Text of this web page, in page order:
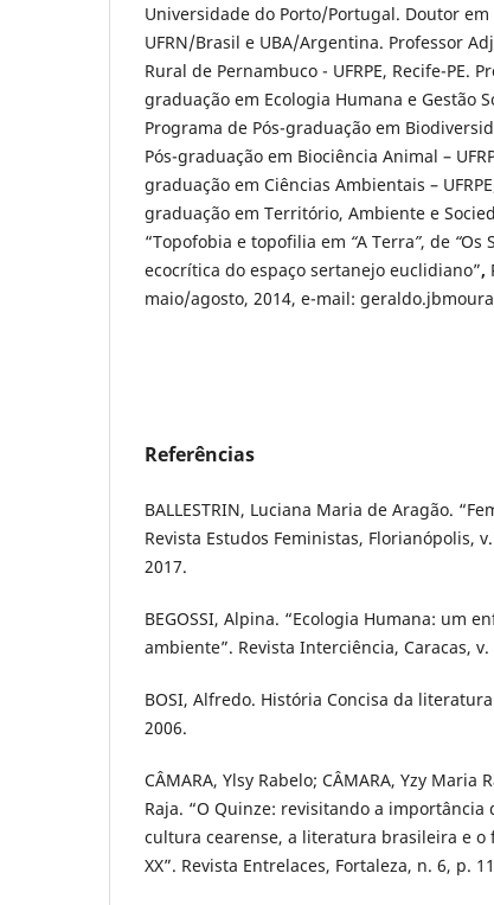
Universidade do Porto/Portugal. Doutor em
UFRN/Brasil e UBA/Argentina. Professor
Rural de Pernambuco - UFRPE, Recife-PE.
graduação em Ecologia Humana e Gestão
Programa de Pós-graduação em
Pós-graduação em Biociência Animal –
graduação em Ciências Ambientais –
graduação em Território, Ambiente e
“Topofobia e topofilia em “A Terra”, de “Os
ecocrítica do espaço sertanejo euclidiano”,
maio/agosto, 2014, e-mail:
Referências
BALLESTRIN, Luciana Maria de Aragão.
Revista Estudos Feministas, Florianópolis,
2017.
BEGOSSI, Alpina. “Ecologia Humana: um
ambiente”. Revista Interciência, Caracas,
BOSI, Alfredo. História Concisa da
2006.
CÂMARA, Ylsy Rabelo; CÂMARA, Yzy Maria
Raja. “O Quinze: revisitando a importância
cultura cearense, a literatura brasileira e o
XX”. Revista Entrelaces, Fortaleza, n. 6, p.